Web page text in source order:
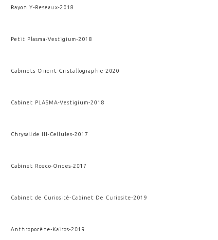
Rayon Y-Reseaux-2018
Petit Plasma-Vestigium-2018
Cabinets Orient-Cristallographie-2020
Cabinet PLASMA-Vestigium-2018
Chrysalide III-Cellules-2017
Cabinet Roeco-Ondes-2017
Cabinet de Curiosité-Cabinet De Curiosite-2019
Anthropocène-Kairos-2019